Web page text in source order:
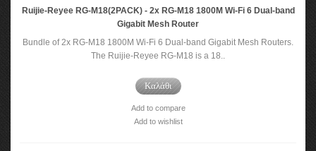
Ruijie-Reyee RG-M18(2PACK) - 2x RG-M18 1800M Wi-Fi 6 Dual-band
Gigabit Mesh Router
Bundle of 2x RG-M18 1800M Wi-Fi 6 Dual-band Gigabit Mesh Routers.
The Ruijie-Reyee RG-M18 is a 18..
Καλάθι
Add to compare
Add to wishlist